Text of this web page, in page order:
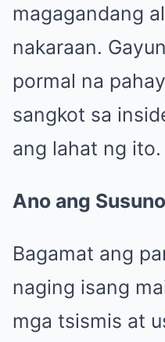
magagandang
nakaraan.
pormal na
sangkot sa
ang lahat ng ito.
Ano ang
Bagamat ang
naging isang
mga tsismis at